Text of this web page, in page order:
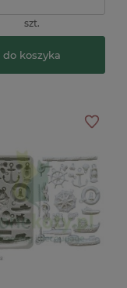
szt.
do koszyka